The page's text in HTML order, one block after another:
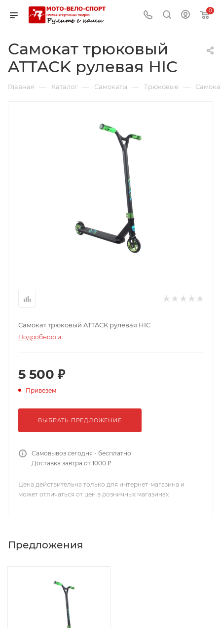
0
Самокат трюковый
ATTACK рулевая HIC
Главная — Каталог — Самокаты — Трюковые —
Самокат трюковый ATTACK рулевая HIC
Подробности
5 500 ₽
Привезем
ВЫБРАТЬ ПРЕДЛОЖЕНИЕ
Самовывоз сегодня - бесплатно
Доставка завтра от 1000 ₽
Цена действительна только для интернет-магазина и
может отличаться от цен в розничных магазинах
Предложения